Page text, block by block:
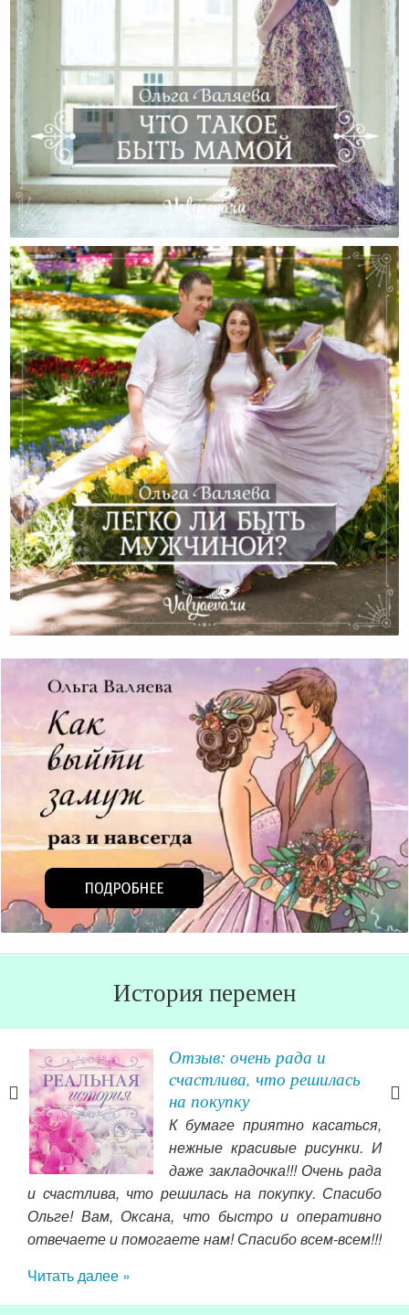
Cчастье Быть Мамой
Легко Ли Быть Мужчиной?
История перемен
Отзыв: очень рада и
счастлива, что решилась
на покупку
К бумаге приятно касаться,
нежные красивые рисунки. И
даже закладочка!!! Очень рада
и счастлива, что решилась на покупку. Спасибо
Ольге! Вам, Оксана, что быстро и оперативно
отвечаете и помогаете нам! Спасибо всем-всем!!!
Читать далее »